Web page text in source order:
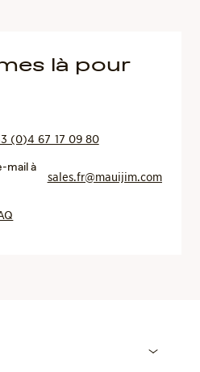
là pour
(0)4 67 17 09 80
mail à
sales.fr@mauijim.com